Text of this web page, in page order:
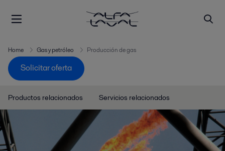
Home Gas y petróleo Producción de gas
Solicitar oferta
Productos relacionados Servicios relacionados